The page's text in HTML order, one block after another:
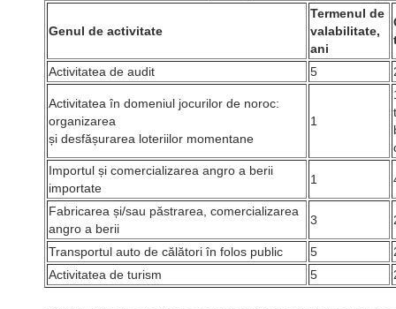
Genul de activitate
Termenul de
valabilitate,
ani
Activitatea de audit 5
Activitatea în domeniul jocurilor de noroc:
organizarea
și desfășurarea loteriilor momentane
1
Importul și comercializarea angro a berii
importate
1
Fabricarea și/sau păstrarea, comercializarea
angro a berii
3
Transportul auto de călători în folos public 5
Activitatea de turism
5